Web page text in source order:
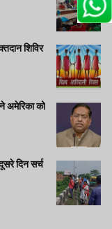
शिविर
अमेरिका को
दिन सर्च